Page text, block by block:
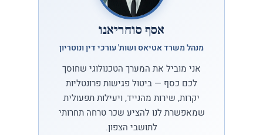
אסף סוחריאנו
מנהל משרד אטיאס ושות' עורכי דין ונוטריון
אני מוביל את המערך הטכנולוגי שחוסך
לכם כסף — ביטול פגישות פרונטליות
יקרות, שירות מהנייד, ויעילות תפעולית
שמאפשרת לנו להציע שכר טרחה תחרותי
לתושבי הצפון.